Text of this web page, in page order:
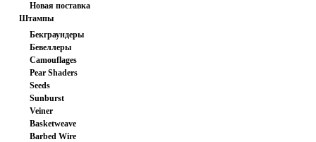
Новая поставка
Штампы
Бекграундеры
Бевеллеры
Camouflages
Pear Shaders
Seeds
Sunburst
Veiner
Basketweave
Barbed Wire